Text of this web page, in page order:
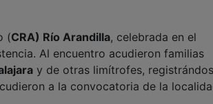
a la convocatoria de la localidad